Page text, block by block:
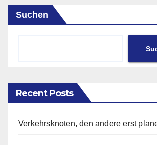
Suchen
Recent Posts
Verkehrsknoten, den andere erst